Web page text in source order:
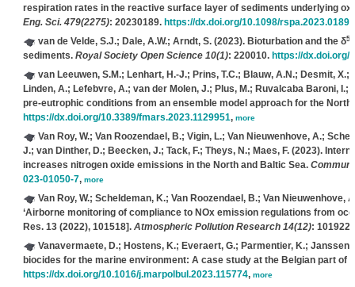
respiration rates in the reactive surface layer of sediments underlying
Eng. Sci. 479(2275): 20230189. https://dx.doi.org/10.1098/rspa.2023.0189,
van de Velde, S.J.; Dale, A.W.; Arndt, S.(2023). Bioturbation and the δ56
sediments. Royal Society Open Science 10(1): 220010. https://dx.doi.org/
van Leeuwen, S.M.; Lenhart, H.-J.; Prins, T.C.; Blauw, A.N.; Desmit,
Linden, A.; Lefebvre, A.; van der Molen, J.; Plus, M.; Ruvalcaba Baroni, I.;
pre-eutrophic conditions from an ensemble model approach for the
https://dx.doi.org/10.3389/fmars.2023.1129951, more
Van Roy, W.; Van Roozendael, B.; Vigin, L.; Van Nieuwenhove, A.;
J.; van Dinther, D.; Beecken, J.; Tack, F.; Theys, N.; Maes, F.(2023).
increases nitrogen oxide emissions in the North and Baltic Sea.
023-01050-7, more
Van Roy, W.; Scheldeman, K.; Van Roozendael, B.; Van Nieuwenhove,
‘Airborne monitoring of compliance to NOx emission regulations from
Res. 13 (2022), 101518]. Atmospheric Pollution Research 14(12): 101922.
Vanavermaete, D.; Hostens, K.; Everaert, G.; Parmentier, K.; Janssen,
biocides for the marine environment: A case study at the Belgian part of
https://dx.doi.org/10.1016/j.marpolbul.2023.115774, more